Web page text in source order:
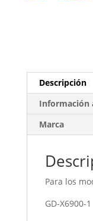
Descripción
Información
Marca
Para los
GD-X6900-1